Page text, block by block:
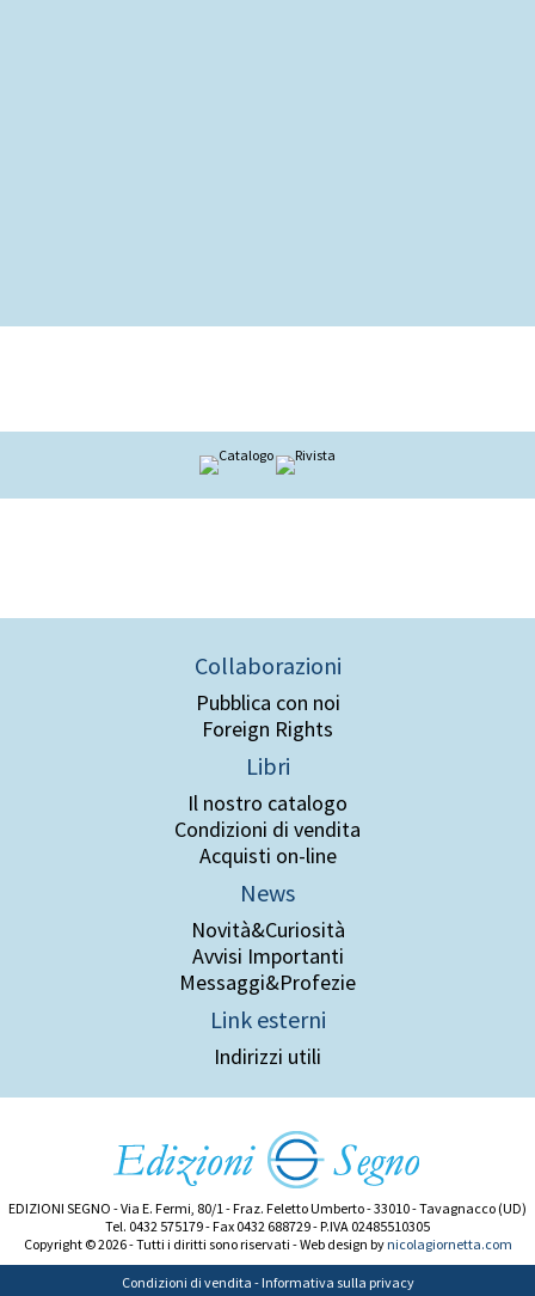
Collaborazioni
Pubblica con noi
Foreign Rights
Libri
Il nostro catalogo
Condizioni di vendita
Acquisti on-line
News
Novità&Curiosità
Avvisi Importanti
Messaggi&Profezie
Link esterni
Indirizzi utili
EDIZIONI SEGNO - Via E. Fermi, 80/1 - Fraz. Feletto Umberto - 33010 - Tavagnacco (UD)
Tel. 0432 575179 - Fax 0432 688729 - P.IVA 02485510305
Copyright © 2026 - Tutti i diritti sono riservati - Web design by nicolagiornetta.com
Condizioni di vendita - Informativa sulla privacy